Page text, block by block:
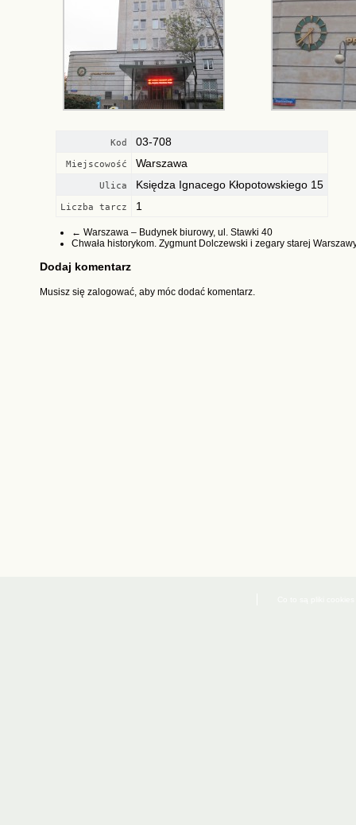
Kod 03-708
Miejscowość Warszawa
Ulica Księdza Ignacego Kłopotowskiego 15
Liczba tarcz 1
← Warszawa – Budynek biurowy, ul. Stawki 40
Chwała historykom. Zygmunt Dolczewski i zegary starej
Dodaj komentarz
Musisz się zalogować, aby móc dodać komentarz.